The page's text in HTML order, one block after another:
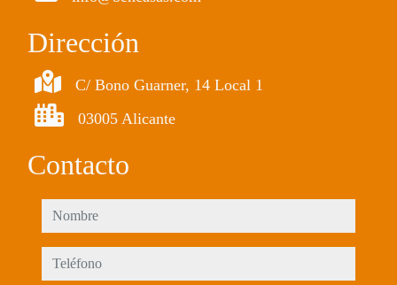
Dirección
C/ Bono Guarner, 14 Local 1
03005 Alicante
Contacto
nombre
teléfono